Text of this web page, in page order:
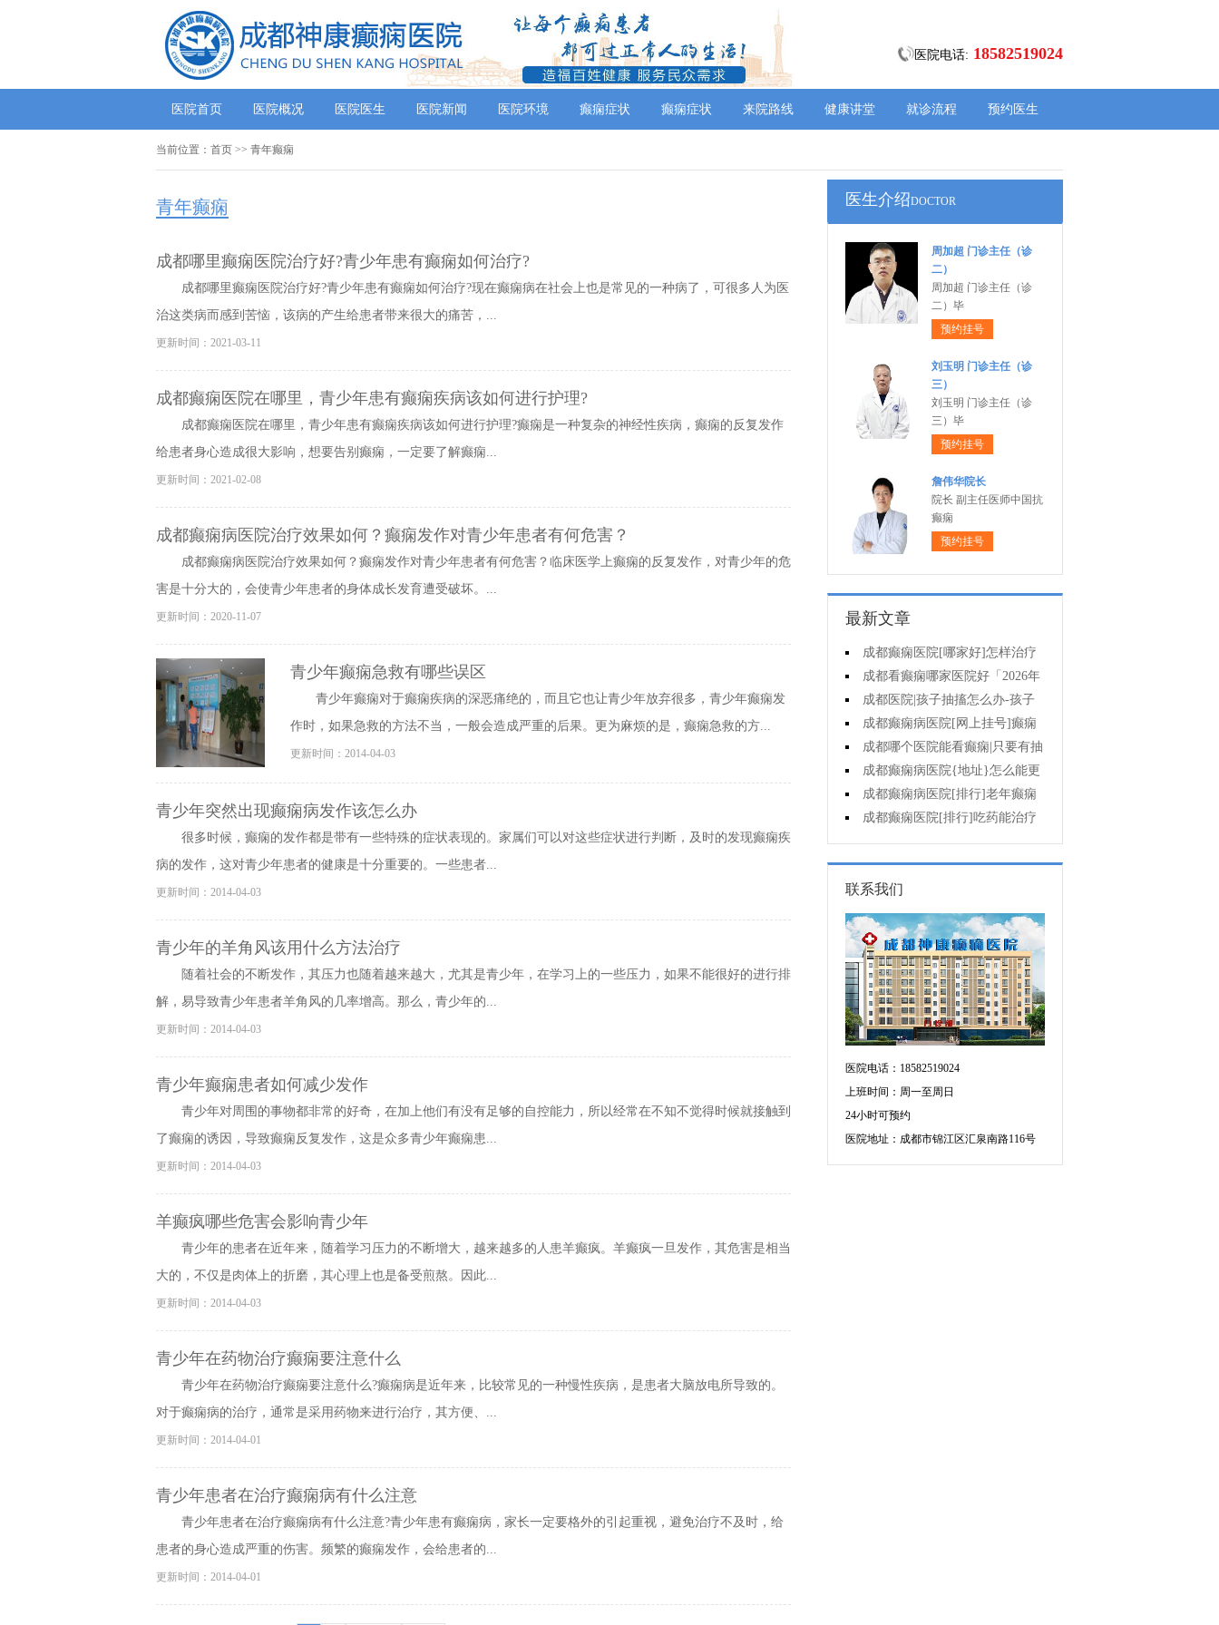
医院电话: 18582519024
医院首页 医院概况 医院医生 医院新闻 医院环境 癫痫症状 癫痫症状 来院路线 健康讲堂 就诊流程 预约医生
当前位置： 首页 >> 青年癫痫
青年癫痫
​成都哪里癫痫医院治疗好?青少年患有癫痫如何治疗?
成都哪里癫痫医院治疗好?青少年患有癫痫如何治疗?现在癫痫病在社会上也是常见的一种病了，可很多人为医
治这类病而感到苦恼，该病的产生给患者带来很大的痛苦，...
更新时间：2021-03-11
成都癫痫医院在哪里，青少年患有癫痫疾病该如何进行护理?
成都癫痫医院在哪里，青少年患有癫痫疾病该如何进行护理?癫痫是一种复杂的神经性疾病，癫痫的反复发作
给患者身心造成很大影响，想要告别癫痫，一定要了解癫痫...
更新时间：2021-02-08
成都癫痫病医院治疗效果如何？癫痫发作对青少年患者有何危害？
成都癫痫病医院治疗效果如何？癫痫发作对青少年患者有何危害？临床医学上癫痫的反复发作，对青少年的危
害是十分大的，会使青少年患者的身体成长发育遭受破坏。...
更新时间：2020-11-07
青少年癫痫急救有哪些误区
青少年癫痫对于癫痫疾病的深恶痛绝的，而且它也让青少年放弃很多，青少年癫痫发
作时，如果急救的方法不当，一般会造成严重的后果。更为麻烦的是，癫痫急救的方...
更新时间：2014-04-03
青少年突然出现癫痫病发作该怎么办
很多时候，癫痫的发作都是带有一些特殊的症状表现的。家属们可以对这些症状进行判断，及时的发现癫痫疾
病的发作，这对青少年患者的健康是十分重要的。一些患者...
更新时间：2014-04-03
青少年的羊角风该用什么方法治疗
随着社会的不断发作，其压力也随着越来越大，尤其是青少年，在学习上的一些压力，如果不能很好的进行排
解，易导致青少年患者羊角风的几率增高。那么，青少年的...
更新时间：2014-04-03
青少年癫痫患者如何减少发作
青少年对周围的事物都非常的好奇，在加上他们有没有足够的自控能力，所以经常在不知不觉得时候就接触到
了癫痫的诱因，导致癫痫反复发作，这是众多青少年癫痫患...
更新时间：2014-04-03
羊癫疯哪些危害会影响青少年
青少年的患者在近年来，随着学习压力的不断增大，越来越多的人患羊癫疯。羊癫疯一旦发作，其危害是相当
大的，不仅是肉体上的折磨，其心理上也是备受煎熬。因此...
更新时间：2014-04-03
青少年在药物治疗癫痫要注意什么
青少年在药物治疗癫痫要注意什么?癫痫病是近年来，比较常见的一种慢性疾病，是患者大脑放电所导致的。
对于癫痫病的治疗，通常是采用药物来进行治疗，其方便、...
更新时间：2014-04-01
青少年患者在治疗癫痫病有什么注意
青少年患者在治疗癫痫病有什么注意?青少年患有癫痫病，家长一定要格外的引起重视，避免治疗不及时，给
患者的身心造成严重的伤害。频繁的癫痫发作，会给患者的...
更新时间：2014-04-01
医生介绍DOCTOR
周加超 门诊主任（诊
二）
周加超 门诊主任（诊
二）毕
预约挂号
刘玉明 门诊主任（诊
三）
刘玉明 门诊主任（诊
三）毕
预约挂号
詹伟华院长
院长 副主任医师中国抗
癫痫
预约挂号
最新文章
成都癫痫医院[哪家好]怎样治疗
癫痫可以好?
成都看癫痫哪家医院好「2026年
度公布」癫痫病人的饮食禁忌
成都医院|孩子抽搐怎么办-孩子
得癫痫后能出门吗?
成都癫痫病医院[网上挂号]癫痫
对孩子的伤害有什么?
成都哪个医院能看癫痫|只要有抽
搐就是癫痫病吗?
成都癫痫病医院{地址}怎么能更
有效治癫痫?
成都癫痫病医院[排行]老年癫痫
增多的原因是什么?
成都癫痫医院[排行]吃药能治疗
好癫痫吗?
联系我们
医院电话：18582519024
上班时间：周一至周日
24小时可预约
医院地址：成都市锦江区汇泉南路116号